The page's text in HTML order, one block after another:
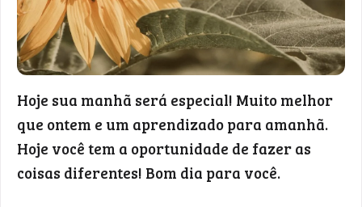
Hoje sua manhã será especial! Muito melhor
que ontem e um aprendizado para amanhã.
Hoje você tem a oportunidade de fazer as
coisas diferentes! Bom dia para você.